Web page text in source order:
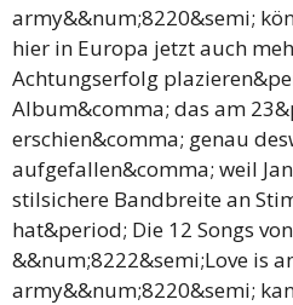
army&&num;8220&semi;
hier in Europa jetzt auch
Achtungserfolg
Album&comma; das am
erschien&comma; genau
aufgefallen&comma; weil
stilsichere Bandbreite an
hat&period; Die 12 Songs von
&&num;8222&semi;Love is
army&&num;8220&semi;